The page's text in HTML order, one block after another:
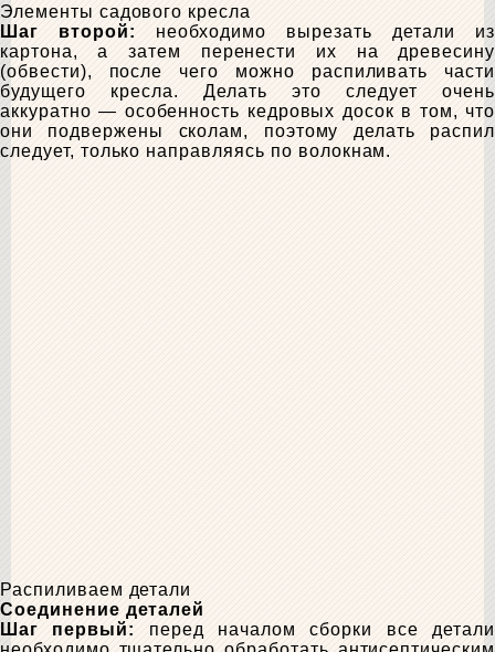
Элементы садового кресла
Шаг второй:
необходимо вырезать детали из
картона, а затем перенести их на древесину
(обвести), после чего можно распиливать части
будущего кресла. Делать это следует очень
аккуратно — особенность кедровых досок в том, что
они подвержены сколам, поэтому делать распил
следует, только направляясь по волокнам.
Распиливаем детали
Соединение деталей
Шаг первый:
перед началом сборки все детали